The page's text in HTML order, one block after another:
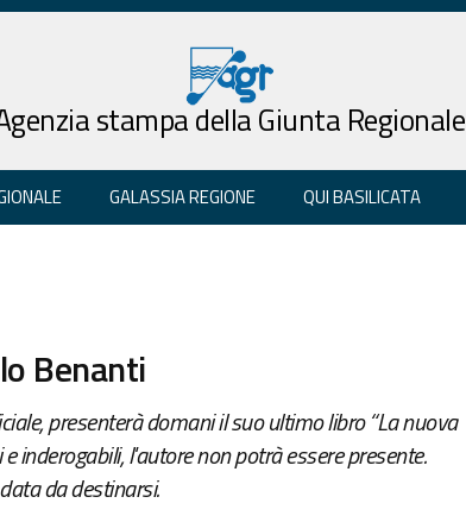
stampa della Giunta Regionale
GALASSIA REGIONE QUI BASILICATA
Benanti
presenterà domani il suo ultimo libro “La nuova
inderogabili, l'autore non potrà essere presente.
da destinarsi.